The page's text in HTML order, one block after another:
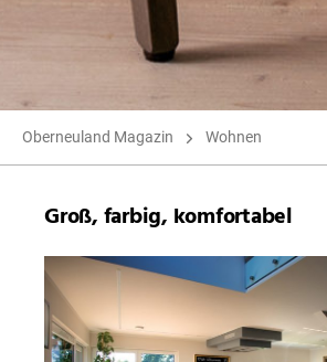
Oberneuland Magazin Wohnen
Groß, farbig, komfortabel